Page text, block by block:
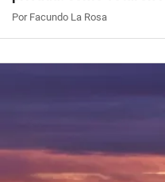
Por Facundo La Rosa